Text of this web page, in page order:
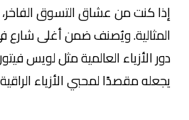
كنت من عشاق التسوق الفاخر،
ويُصنف ضمن أغلى شارع في
الأزياء العالمية مثل لويس فيتون
مقصدًا لمحبي الأزياء الراقية